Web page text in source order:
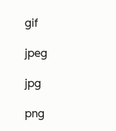
gif
jpeg
jpg
png